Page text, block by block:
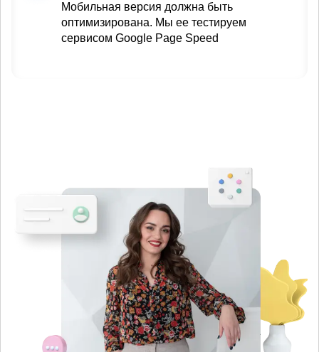
Мобильная версия должна быть
оптимизирована. Мы ее тестируем
сервисом Google Page Speed